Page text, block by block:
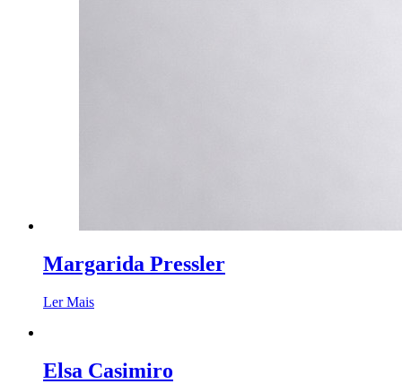
Margarida Pressler
Ler Mais
Elsa Casimiro